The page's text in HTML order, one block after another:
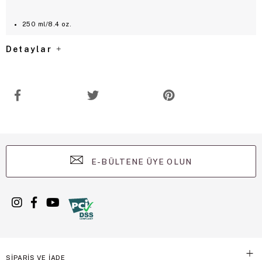
250 ml/8.4 oz.
Detaylar
E-BÜLTENE ÜYE OLUN
SİPARİŞ VE İADE